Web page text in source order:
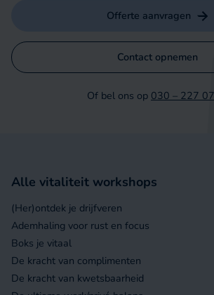
Offerte aanvragen
Contact opnemen
Of bel ons op 030 – 227
Alle vitaliteit workshops
(Her)ontdek je drijfveren
Ademhaling voor rust en focus
Boks je vitaal
De kracht van complimenten
De kracht van kwetsbaarheid